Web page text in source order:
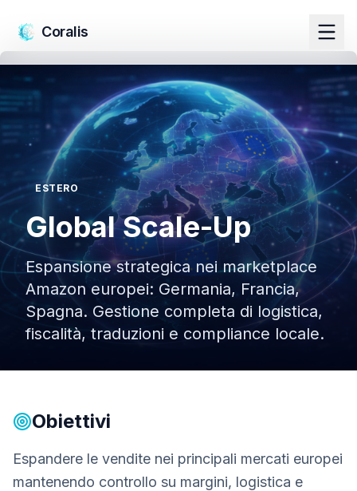
Coralis
ESTERO
Global Scale-Up
Espansione strategica nei marketplace
Amazon europei: Germania, Francia,
Spagna. Gestione completa di logistica,
fiscalità, traduzioni e compliance locale.
Obiettivi
Espandere le vendite nei principali mercati europei
mantenendo controllo su margini, logistica e